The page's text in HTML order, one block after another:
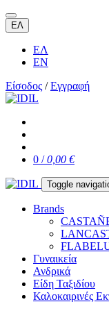
ΕΛ
ΕΛ
EN
Είσοδος /Εγγραφή
0 /0,00 €
Toggle
Brands
Γυναικεία
Ανδρικά
Είδη Ταξιδίου
Καλοκαιρινές